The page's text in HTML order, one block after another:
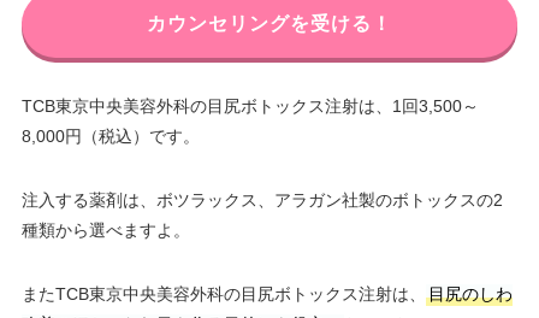
カウンセリングを受ける！
TCB東京中央美容外科の目尻ボトックス注射は、1回3,500～
8,000円（税込）です。
注入する薬剤は、ボツラックス、アラガン社製のボトックスの2
種類から選べますよ。
またTCB東京中央美容外科の目尻ボトックス注射は、
目尻のしわ